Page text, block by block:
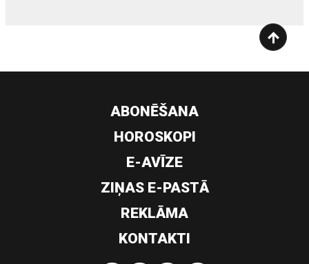
ABONĒŠANA
HOROSKOPI
E-AVĪZE
ZIŅAS E-PASTĀ
REKLĀMA
KONTAKTI